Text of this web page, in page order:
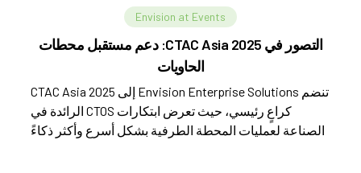
Envision at Events
التصور في CTAC Asia 2025: دعم مستقبل محطات
الحاويات
تنضم Envision Enterprise Solutions إلى CTAC Asia 2025
كراعٍ رئيسي، حيث تعرض ابتكارات CTOS الرائدة في
الصناعة لعمليات المحطة الطرفية بشكل أسرع وأكثر ذكاءً